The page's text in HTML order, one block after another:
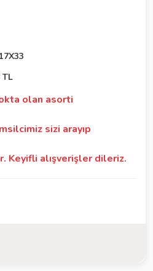
TL
olan asorti
sizi arayıp
Keyifli alışverişler dileriz.